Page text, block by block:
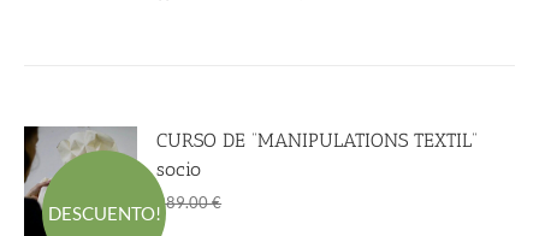
DESCUENTO!
CURSO DE “MANIPULATIONS TEXTIL”
socio
289.00€